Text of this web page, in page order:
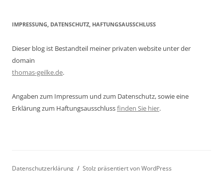
IMPRESSUNG, DATENSCHUTZ, HAFTUNGSAUSSCHLUSS
Dieser blog ist Bestandteil meiner privaten website unter der
domain
thomas-geilke.de.
Angaben zum Impressum und zum Datenschutz, sowie eine
Erklärung zum Haftungsausschlussfinden Sie hier.
Datenschutzerklärung Stolz präsentiert von WordPress